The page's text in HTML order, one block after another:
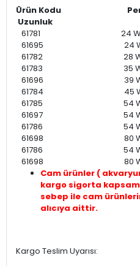
Ürün Kodu
Uzunluk
61781 24
61695 24
61782 28
61783 35
61696 39
61784 45
61785 54
61697 54
61786 54
61698 80
61786 54
61698 80
Cam ürünler (
kargo sigorta
sebep ile cam
alıcıya aittir.
Kargo Teslim Uyarısı: